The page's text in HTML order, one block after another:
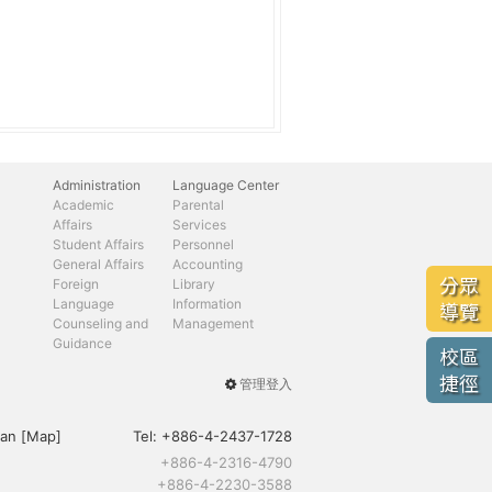
分眾
導覽
校區
捷徑
Administration
Academic
Affairs
Student Affairs
General Affairs
Foreign
Language
Counseling and
Guidance
Parental
Services
Personnel
Accounting
Library
Information
Management
Language Center
User
menu
管理登入
[Map] Tel: +886-4-2437-1728
+886-4-2316-4790
+886-4-2230-3588